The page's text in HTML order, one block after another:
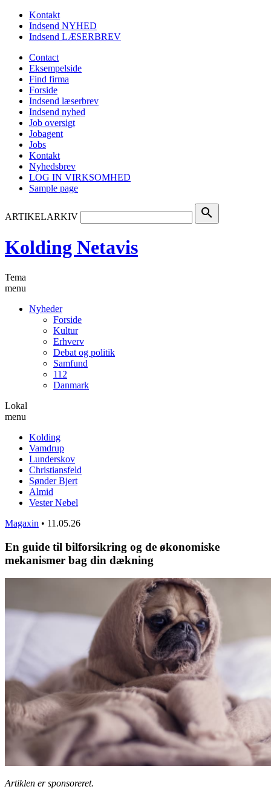
Kontakt
Indsend NYHED
Indsend LÆSERBREV
Contact
Eksempelside
Find firma
Forside
Indsend læserbrev
Indsend nyhed
Job oversigt
Jobagent
Jobs
Kontakt
Nyhedsbrev
LOG IN VIRKSOMHED
Sample page
ARTIKELARKIV search
Kolding Netavis
Tema
menu
Nyheder
Forside
Kultur
Erhverv
Debat og politik
Samfund
112
Danmark
Lokal
menu
Kolding
Vamdrup
Lunderskov
Christiansfeld
Sønder Bjert
Almid
Vester Nebel
Magaxin • 11.05.26
En guide til bilforsikring og de økonomiske
mekanismer bag din dækning
Artiklen er sponsoreret.